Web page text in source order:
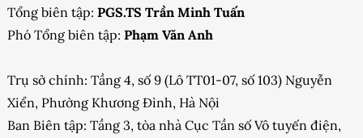
Tổng biên tập: PGS.TS Trần Minh Tuấn
Phó Tổng biên tập: Phạm Văn Anh
Trụ sở chính: Tầng 4, số 9 (Lô TT01-07, số 103) Nguyễn
Xiển, Phường Khương Đình, Hà Nội
Ban Biên tập: Tầng 3, tòa nhà Cục Tần số Vô tuyến điện,